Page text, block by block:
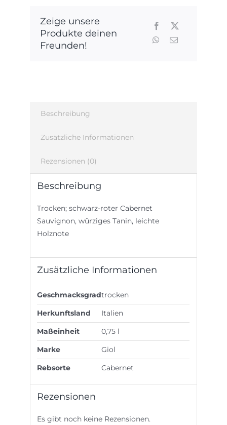
und
Tante
Beschreibung
Zusätzliche Informationen
Rezensionen (0)
Beschreibung
Trocken; schwarz-roter Cabernet
Sauvignon, würziges Tanin, leichte
Holznote
Zusätzliche Informationen
Geschmacksgradtrocken
Herkunftsland
Italien
Maßeinheit
0,75 l
Marke
Giol
Rebsorte
Cabernet
Rezensionen
Es gibt noch keine Rezensionen.
Zeige unsere
Produkte deinen
Freunden!